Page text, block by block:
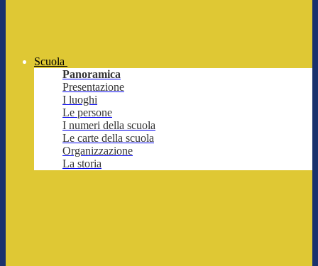
Scuola
Panoramica
Presentazione
I luoghi
Le persone
I numeri della scuola
Le carte della scuola
Organizzazione
La storia